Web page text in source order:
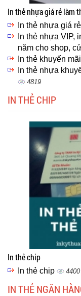
In thẻ nhựa giá rẻ làm
In thẻ nhựa giá
In thẻ nhựa VIP,
năm cho shop,
In thẻ khuyến mãi
In thẻ nhựa
4819
IN THẺ CHIP
In thẻ chip
In thẻ chip 4400
IN THẺ NGÂN